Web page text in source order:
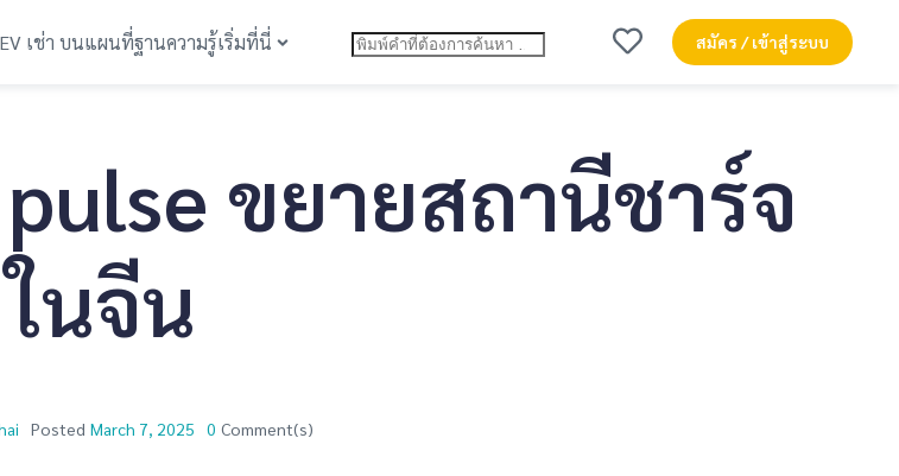
เช่า บนแผนที่ฐานความรู้เริ่มที่นี่ สมัคร / เข้าสู่ระบบ
ขยายสถานีชาร์จ
ในจีน
Posted March 7, 2025 0 Comment(s)